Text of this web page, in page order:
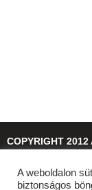
COPYRIGHT 2012
A weboldalon
biztonságos